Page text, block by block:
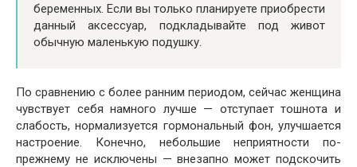
беременных. Если вы только планируете приобрести
данный аксессуар, подкладывайте под живот
обычную маленькую подушку.
По сравнению с более ранним периодом, сейчас женщина
чувствует себя намного лучше — отступает тошнота и
слабость, нормализуется гормональный фон, улучшается
настроение. Конечно, небольшие неприятности по-
прежнему не исключены — внезапно может подскочить